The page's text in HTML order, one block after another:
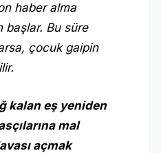
haber alma
başlar. Bu süre
çocuk gaipin
kalan eş yeniden
mal
açmak